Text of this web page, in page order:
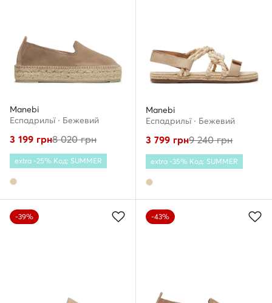
Manebi
Еспадрильї · Бежевий
3 199 грн8 020грн
extra -25% Код: SUMMER
Manebi
Еспадрильї · Бежевий
3 799 грн9 240грн
extra -35% Код: SUMMER
-39% -43%